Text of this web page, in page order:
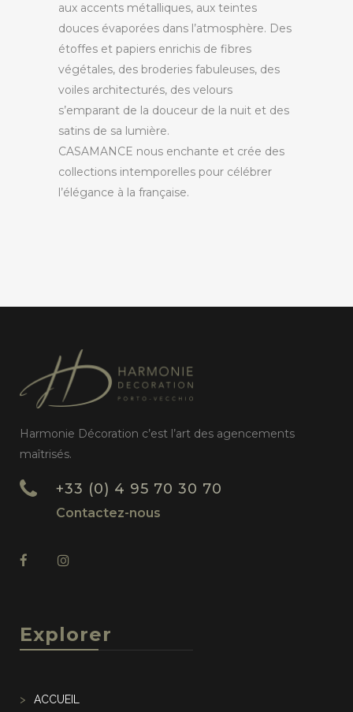
aux accents métalliques, aux teintes
douces évaporées dans l’atmosphère. Des
étoffes et papiers enrichis de fibres
végétales, des broderies fabuleuses, des
voiles architecturés, des velours
s’emparant de la douceur de la nuit et des
satins de sa lumière.
CASAMANCE nous enchante et crée des
collections intemporelles pour célébrer
l’élégance à la française.
Harmonie Décoration c’est l’art des agencements
maîtrisés.
+33 (0) 4 95 70 30 70
Contactez-nous
Explorer
ACCUEIL